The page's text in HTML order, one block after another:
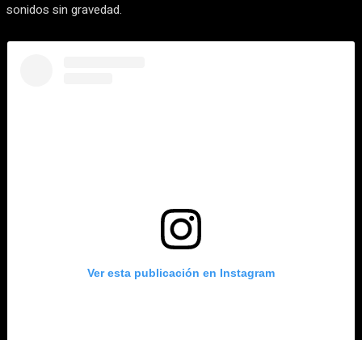
sonidos sin gravedad.
Ver esta publicación en Instagram